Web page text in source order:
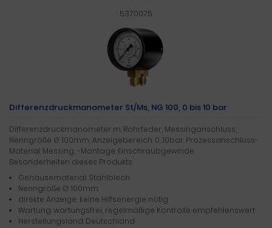
5370075
Differenzdruckmanometer St/Ms, NG 100, 0 bis 10 bar
Differenzdruckmanometer m. Rohrfeder, Messinganschluss,
Nenngröße Ø: 100mm, Anzeigebereich: 0…10bar. Prozessanschluss-
Material: Messing, -Montage: Einschraubgewinde
Besonderheiten dieses Produkts:
Gehäusematerial: Stahlblech
Nenngröße Ø: 100mm
direkte Anzeige, keine Hilfsenergie nötig
Wartung: wartungsfrei, regelmäßige Kontrolle empfehlenswert
Herstellungsland: Deutschland